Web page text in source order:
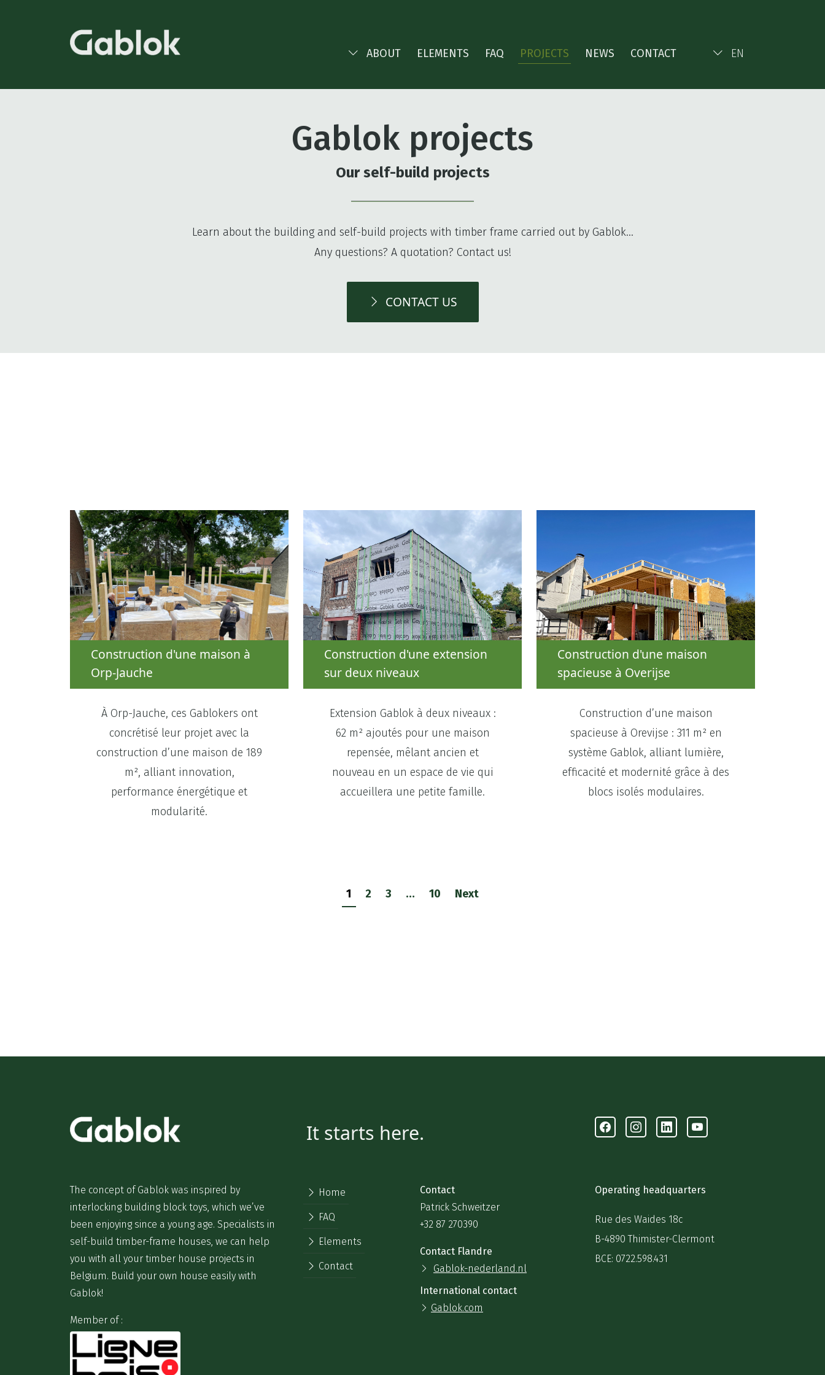
ABOUT ELEMENTS FAQ PROJECTS NEWS CONTACT EN
Gablok projects
Our self-build projects
Learn about the building and self-build projects with timber frame carried out by Gablok…
Any questions? A quotation? Contact us!
CONTACT US
Construction d'une maison à
Orp-Jauche
À Orp-Jauche, ces Gablokers ont
concrétisé leur projet avec la
construction d’une maison de 189
m², alliant innovation,
performance énergétique et
modularité.
Construction d'une extension
sur deux niveaux
Extension Gablok à deux niveaux :
62 m² ajoutés pour une maison
repensée, mêlant ancien et
nouveau en un espace de vie qui
accueillera une petite famille.
Construction d'une maison
spacieuse à Overijse
Construction d’une maison
spacieuse à Orevijse : 311 m² en
système Gablok, alliant lumière,
efficacité et modernité grâce à des
blocs isolés modulaires.
1 2 3 … 10 Next
It starts here. FacebookInstagramLinkedinYoutube
The concept of Gablok was inspired by
interlocking building block toys, which we’ve
been enjoying since a young age. Specialists in
self-build timber-frame houses, we can help
you with all your timber house projects in
Belgium. Build your own house easily with
Gablok!
Member of :
Home
FAQ
Elements
Contact
Contact
Patrick Schweitzer
+32 87 270390
Contact Flandre
Gablok-nederland.nl
International contact
Gablok.com
Operating headquarters
Rue des Waides 18c
B-4890 Thimister-Clermont
BCE: 0722.598.431